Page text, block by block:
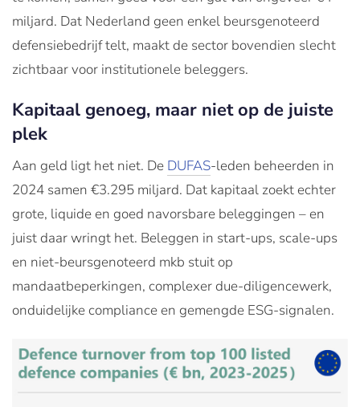
miljard. Dat Nederland geen enkel beursgenoteerd
defensiebedrijf telt, maakt de sector bovendien slecht
zichtbaar voor institutionele beleggers.
Kapitaal genoeg, maar niet op de juiste
plek
Aan geld ligt het niet. De DUFAS-leden beheerden in
2024 samen €3.295 miljard. Dat kapitaal zoekt echter
grote, liquide en goed navorsbare beleggingen – en
juist daar wringt het. Beleggen in start-ups, scale-ups
en niet-beursgenoteerd mkb stuit op
mandaatbeperkingen, complexer due-diligencewerk,
onduidelijke compliance en gemengde ESG-signalen.